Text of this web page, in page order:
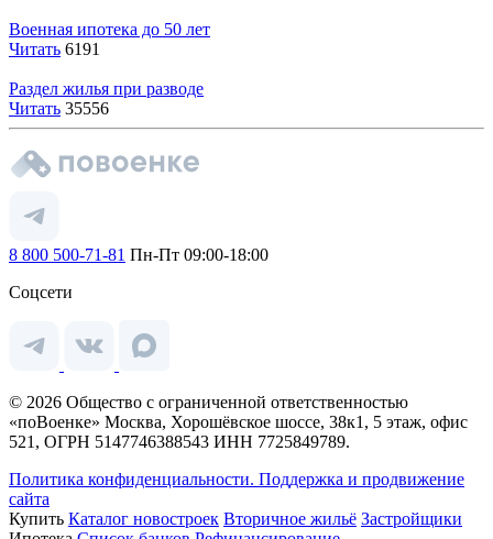
Военная ипотека до 50 лет
Читать 6191
Раздел жилья при разводе
Читать 35556
8 800 500-71-81 Пн-Пт 09:00-18:00
Соцсети
© 2026 Общество с ограниченной ответственностью
«поВоенке» Москва, Хорошёвское шоссе, 38к1, 5 этаж, офис
521, ОГРН 5147746388543 ИНН 7725849789.
Политика конфиденциальности. Поддержка и продвижение
сайта
Купить Каталог новостроек Вторичное жильё Застройщики